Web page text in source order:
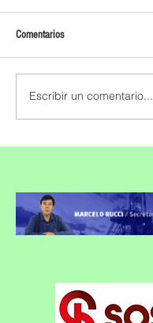
Comentarios
Escribir un comentario...